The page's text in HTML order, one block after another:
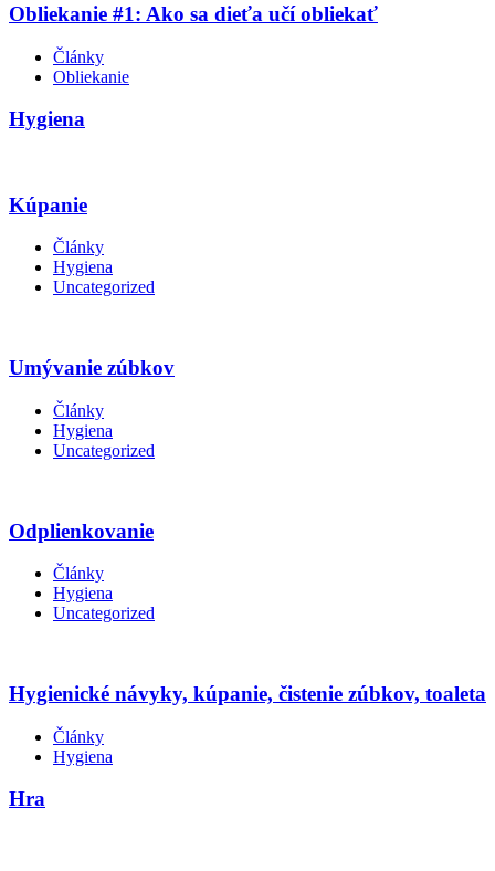
Obliekanie #1: Ako sa dieťa učí obliekať
Články
Obliekanie
Hygiena
Kúpanie
Články
Hygiena
Uncategorized
Umývanie zúbkov
Články
Hygiena
Uncategorized
Odplienkovanie
Články
Hygiena
Uncategorized
Hygienické návyky, kúpanie, čistenie zúbkov, toaleta
Články
Hygiena
Hra